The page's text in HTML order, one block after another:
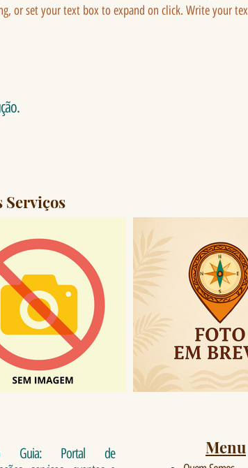
or set your text box to expand on click. Write your
Serviços
Guia: Portal de
Menu